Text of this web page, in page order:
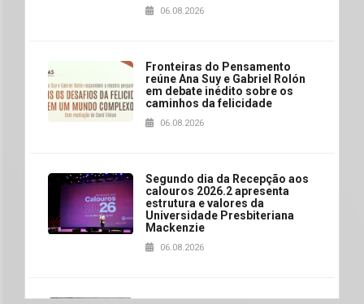
06.08.2026
Fronteiras do Pensamento
reúne Ana Suy e Gabriel Rolón
em debate inédito sobre os
caminhos da felicidade
06.08.2026
Segundo dia da Recepção aos
calouros 2026.2 apresenta
estrutura e valores da
Universidade Presbiteriana
Mackenzie
06.08.2026